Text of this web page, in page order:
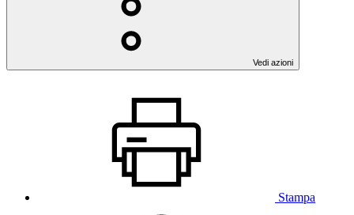
Vedi azioni
Stampa